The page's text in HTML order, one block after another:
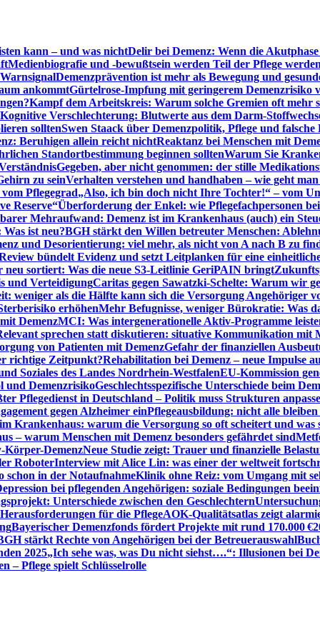
kann – und was nichtDelir bei Demenz: Wenn die
Medienbiografie und -bewußtsein werden Teil der Pflege werden
Demenzprävention ist mehr als Bewegung und
ankommtGürtelrose-Impfung mit geringerem Demenzrisiko
Kampf dem Arbeitskreis: Warum solche Gremien oft mehr
Kognitive Verschlechterung: Blutwerte aus dem Darm-
solltenSwen Staack über Demenzpolitik, Pflege und falsche
Beruhigen allein reicht nichtReaktanz bei Menschen mit
Standortbestimmung beginnen solltenWarum Sie
Gegeben, aber nicht genommen: der stille
zu seinVerhalten verstehen und handhaben – wie geht
Pflegegrad„Also, ich bin doch nicht Ihre Tochter!“ – vom
Reserve“Überforderung der Enkel: wie Pflegefachpersonen
Mehraufwand: Demenz ist im Krankenhaus (auch) ein
ist neu?BGH stärkt den Willen betreuter Menschen:
und Desorientierung: viel mehr, als nicht von A nach B zu
bündelt Evidenz und setzt Leitplanken für eine
neu sortiert: Was die neue S3-Leitlinie GeriPAIN bringt
und VerteidigungCaritas gegen Sawatzki-Schelte: Warum wir
weniger als die Hälfte kann sich die Versorgung Angehöriger
erhöhenMehr Befugnisse, weniger Bürokratie: Was
DemenzMCI: Was intergenerationelle Aktiv-Programme
sprechen statt diskutieren: situative Kommunikation mit
von Patienten mit DemenzGefahr der finanziellen
richtige Zeitpunkt?Rehabilitation bei Demenz – neue Impulse
Soziales des Landes Nordrhein-WestfalenEU-Kommission
und DemenzrisikoGeschlechtsspezifische Unterschiede beim
Pflegedienst in Deutschland – Politik muss Strukturen
gegen Alzheimer einPflegeausbildung: nicht alle bleiben
Krankenhaus: warum die Versorgung so oft scheitert und was
– warum Menschen mit Demenz besonders gefährdet sind
Körper-DemenzNeue Studie zeigt: Trauer und finanzielle
RoboterInterview mit Alice Lin: was einer der weltweit
schon in der NotaufnahmeKlinik ohne Reiz: vom Umgang mit
bei pflegenden Angehörigen: soziale Bedingungen
Unterschiede zwischen den Geschlechtern
für die PflegeAOK-Qualitätsatlas zeigt
Bayerischer Demenzfonds fördert Projekte mit rund 170.000 €
stärkt Rechte von Angehörigen bei der Betreuerauswahl
2025„Ich sehe was, was Du nicht siehst….“: Illusionen bei
– Pflege spielt Schlüsselrolle